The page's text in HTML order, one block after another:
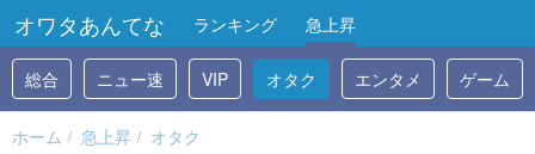
オワタあんてな ランキング 急上昇
総合 ニュー速 VIP オタク エンタメ ゲーム
ホーム 急上昇 オタク